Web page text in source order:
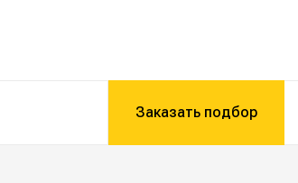
Заказать подбор